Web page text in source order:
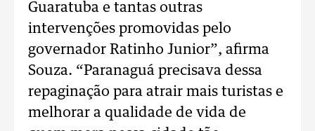
Guaratuba e tantas outras
intervenções promovidas pelo
governador Ratinho Junior”, afirma
Souza. “Paranaguá precisava dessa
repaginação para atrair mais turistas e
melhorar a qualidade de vida de